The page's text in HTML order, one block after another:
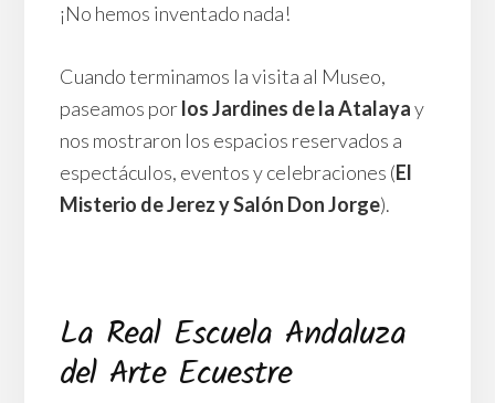
¡No hemos inventado nada!
Cuando terminamos la visita al Museo,
paseamos porlos Jardines de la Atalayay
nos mostraron los espacios reservados a
espectáculos, eventos y celebraciones (El
Misterio de Jerez y Salón Don Jorge).
La Real Escuela Andaluza
del Arte Ecuestre